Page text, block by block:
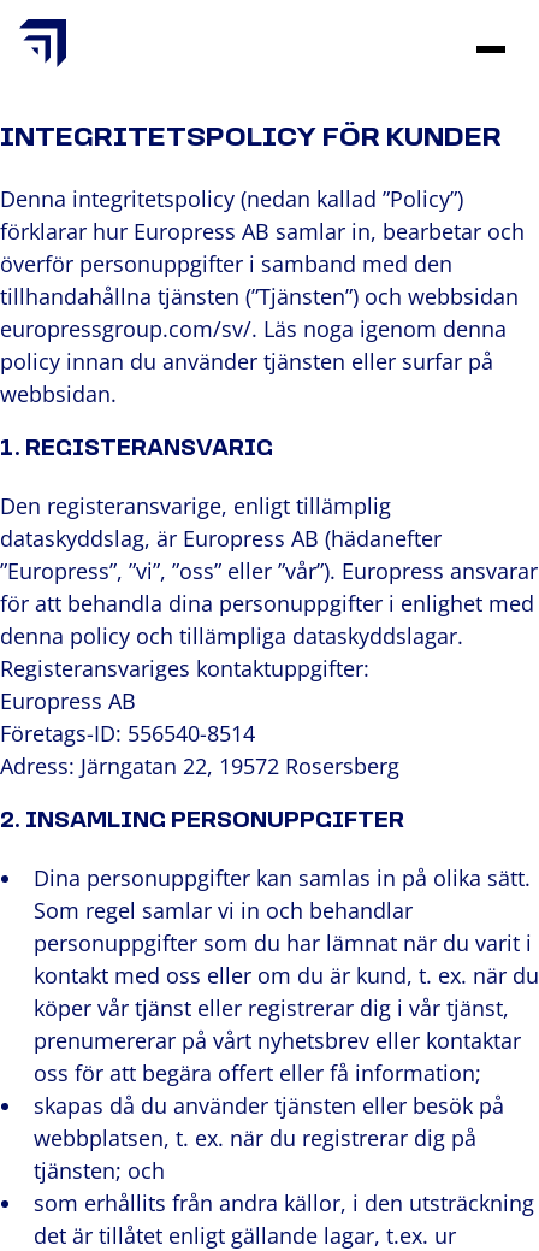
Skip
content
INTEGRITETSPOLICY FÖR KUNDER
Denna integritetspolicy (nedan kallad ”Policy”)
förklarar hur Europress AB samlar in, bearbetar och
överför personuppgifter i samband med den
tillhandahållna tjänsten (”Tjänsten”) och webbsidan
europressgroup.com/sv/. Läs noga igenom denna
policy innan du använder tjänsten eller surfar på
webbsidan.
1. REGISTERANSVARIG
Den registeransvarige, enligt tillämplig
dataskyddslag, är Europress AB (hädanefter
”Europress”, ”vi”, ”oss” eller ”vår”). Europress ansvarar
för att behandla dina personuppgifter i enlighet med
denna policy och tillämpliga dataskyddslagar.
Registeransvariges kontaktuppgifter:
Europress AB
Företags-ID: 556540-8514
Adress: Järngatan 22, 19572 Rosersberg
2. INSAMLING PERSONUPPGIFTER
Dina personuppgifter kan samlas in på olika sätt.
Som regel samlar vi in och behandlar
personuppgifter som du har lämnat när du varit i
kontakt med oss eller om du är kund, t. ex. när du
köper vår tjänst eller registrerar dig i vår tjänst,
prenumererar på vårt nyhetsbrev eller kontaktar
oss för att begära offert eller få information;
skapas då du använder tjänsten eller besök på
webbplatsen, t. ex. när du registrerar dig på
tjänsten; och
som erhållits från andra källor, i den utsträckning
det är tillåtet enligt gällande lagar, t.ex. ur